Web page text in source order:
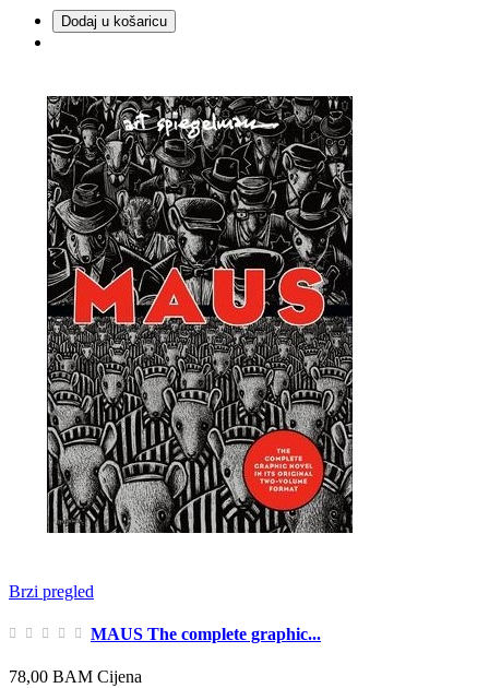
Dodaj u košaricu
Brzi pregled
MAUS The complete graphic...
78,00 BAM Cijena